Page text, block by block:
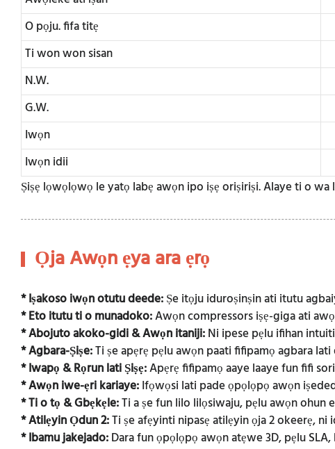
O pọju. fifa titẹ
Ti won won sisan
N.W.
G.W.
Iwọn
Iwọn idii
Ṣiṣẹ lọwọlọwọ le yatọ labẹ awọn ipo iṣẹ oriṣiriṣi. Alaye ti o
Ọja Awọn ẹya ara ẹrọ
* Iṣakoso iwọn otutu deede:Ṣe itọju iduroṣinṣin ati itutu
* Eto itutu ti o munadoko:Awọn compressors iṣẹ-giga ati
* Abojuto akoko-gidi & Awọn itaniji:Ni ipese pẹlu ifihan
* Agbara-Ṣiṣe:Ti ṣe apẹrẹ pẹlu awọn paati fifipamọ agbara
* Iwapọ & Rọrun lati Ṣiṣẹ:Apẹrẹ fifipamọ aaye laaye fun fifi
* Awọn iwe-ẹri kariaye:Ifọwọsi lati pade ọpọlọpọ awọn
* Ti o tọ & Gbẹkẹle:Ti a ṣe fun lilo lilọsiwaju, pẹlu awọn
* Atilẹyin Ọdun 2:Ti ṣe afẹyinti nipasẹ atilẹyin ọja 2 okeerẹ,
* Ibamu jakejado:Dara fun ọpọlọpọ awọn atẹwe 3D, pẹlu